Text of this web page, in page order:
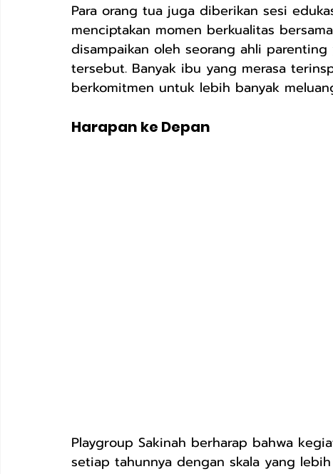
Para orang tua juga diberikan sesi
menciptakan momen berkualitas
disampaikan oleh seorang ahli
tersebut. Banyak ibu yang merasa
berkomitmen untuk lebih banyak
Harapan ke Depan
Playgroup Sakinah berharap bahwa
setiap tahunnya dengan skala yang